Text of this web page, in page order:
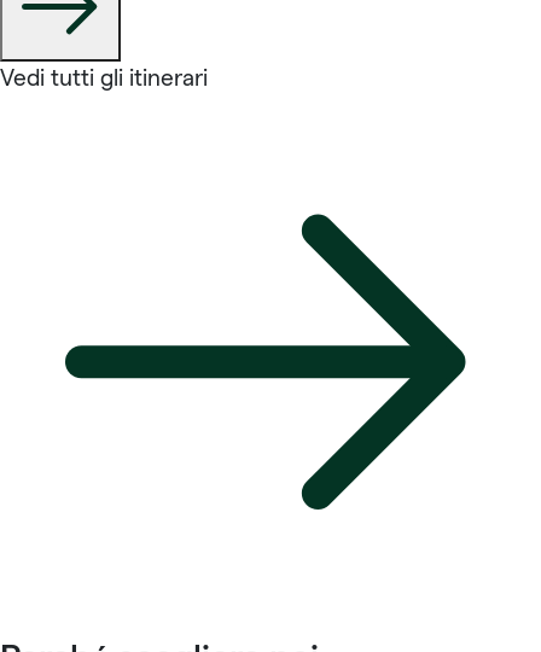
Vedi tutti gli itinerari